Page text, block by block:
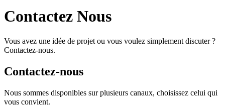
Contactez Nous
Vous avez une idée de projet ou vous voulez simplement discuter ?
Contactez-nous.
Contactez-nous
Nous sommes disponibles sur plusieurs canaux, choisissez celui qui
vous convient.